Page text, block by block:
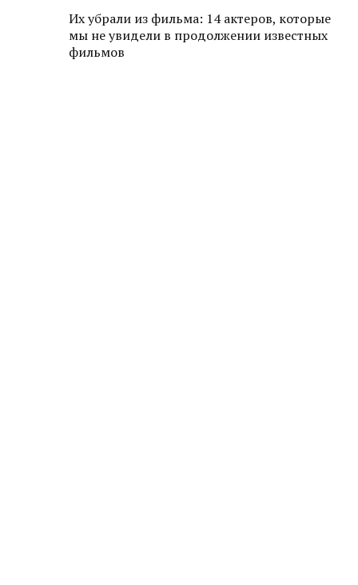
Их убрали из фильма: 14 актеров, которые
мы не увидели в продолжении известных
фильмов